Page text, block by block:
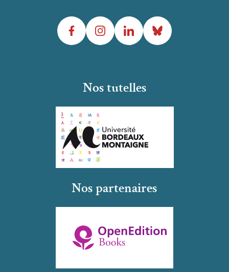
FacebookInstagramLinkedInBluesky
Nos tutelles
Nos partenaires